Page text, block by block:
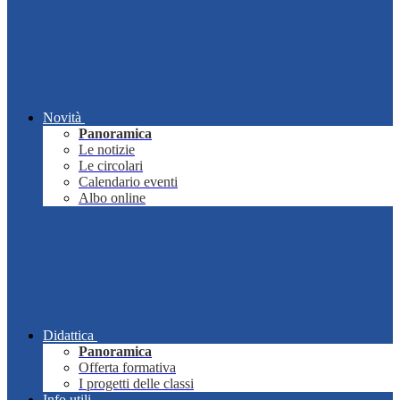
Novità
Panoramica
Le notizie
Le circolari
Calendario eventi
Albo online
Didattica
Panoramica
Offerta formativa
I progetti delle classi